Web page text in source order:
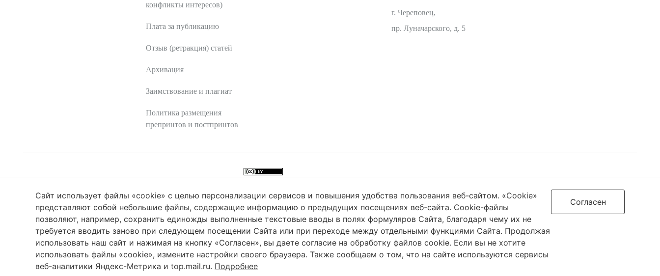
конфликты интересов)
Плата за публикацию
Отзыв (ретракция) статей
Архивация
Заимствование и плагиат
Политика размещения
препринтов и постпринтов
г. Череповец,
пр. Луначарского, д. 5
Сетевое издание «Трансформация экосистем» / «Ecosystem transformation» зарегистрировано Федеральной службой по надзору в сфере связи, информационных технологий и массовых коммуникаций
(Роскомнадзор) 21 марта 2023 г. Регистрационный номер ЭЛ № ФС 77-84977.
Сайт использует файлы «cookie» с целью персонализации сервисов и повышения удобства пользования веб-сайтом. «Cookie»
представляют собой небольшие файлы, содержащие информацию о предыдущих посещениях веб-сайта. Cookie-файлы
позволяют, например, сохранить единожды выполненные текстовые вводы в полях формуляров Сайта, благодаря чему их не
требуется вводить заново при следующем посещении Сайта или при переходе между отдельными функциями Сайта. Продолжая
использовать наш сайт и нажимая на кнопку «Согласен», вы даете согласие на обработку файлов cookie. Если вы не хотите
использовать файлы «cookie», измените настройки своего браузера. Также сообщаем о том, что на сайте используются сервисы
веб-аналитики Яндекс-Метрика и top.mail.ru. Подробнее
Согласен